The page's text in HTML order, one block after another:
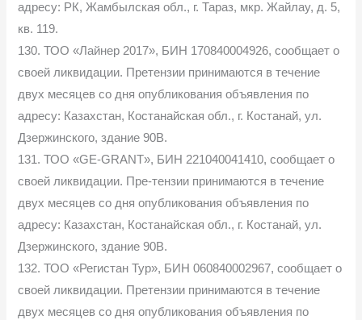
адресу: РК, Жамбылская обл., г. Тараз, мкр. Жайлау, д. 5,
кв. 119.
130. ТОО «Лайнер 2017», БИН 170840004926, сообщает о
своей ликвидации. Претензии принимаются в течение
двух месяцев со дня опубликования объявления по
адресу: Казахстан, Костанайская обл., г. Костанай, ул.
Дзержинского, здание 90В.
131. ТОО «GE-GRANT», БИН 221040041410, сообщает о
своей ликвидации. Пре-тензии принимаются в течение
двух месяцев со дня опубликования объявления по
адресу: Казахстан, Костанайская обл., г. Костанай, ул.
Дзержинского, здание 90В.
132. ТОО «Регистан Тур», БИН 060840002967, сообщает о
своей ликвидации. Претензии принимаются в течение
двух месяцев со дня опубликования объявления по